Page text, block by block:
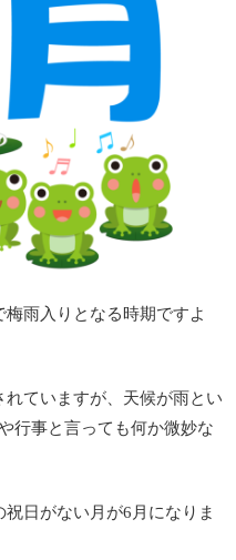
雨入りとなる時期ですよ
ていますが、天候が雨とい
行事と言っても何か微妙な
祝日がない月が6月になりま